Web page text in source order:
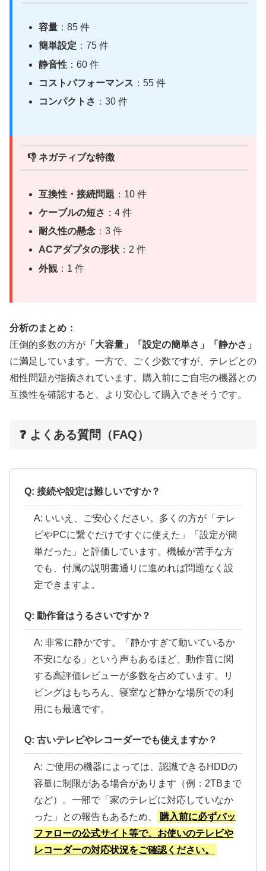
容量 ：85 件
簡単設定 ：75 件
静音性 ：60 件
コストパフォーマンス ：55 件
コンパクトさ ：30 件
👎 ネガティブな特徴
互換性・接続問題 ：10 件
ケーブルの短さ ：4 件
耐久性の懸念 ：3 件
ACアダプタの形状 ：2 件
外観：1 件
分析のまとめ：
圧倒的多数の方が 「大容量」「設定の簡単さ」「静かさ」
に満足しています。一方で、ごく少数ですが、テレビとの
相性問題が指摘されています。購入前にご自宅の機器との
互換性を確認すると、より安心して購入できそうです。
❓ よくある質問（FAQ）
Q: 接続や設定は難しいですか？
A: いいえ、ご安心ください。多くの方が「テレ
ビやPCに繋ぐだけですぐに使えた」「設定が簡
単だった」と評価しています。機械が苦手な方
でも、付属の説明書通りに進めれば問題なく設
定できますよ。
Q: 動作音はうるさいですか？
A: 非常に静かです。「静かすぎて動いているか
不安になる」という声もあるほど、動作音に関
する高評価レビューが多数を占めています。リ
ビングはもちろん、寝室など静かな場所での利
用にも最適です。
Q: 古いテレビやレコーダーでも使えますか？
A: ご使用の機器によっては、認識できるHDDの
容量に制限がある場合があります（例：2TBまで
など）。一部で「家のテレビに対応していなか
った」との報告もあるため、
購入前に必ずバッ
ファローの公式サイト等で、お使いのテレビや
レコーダーの対応状況をご確認ください。